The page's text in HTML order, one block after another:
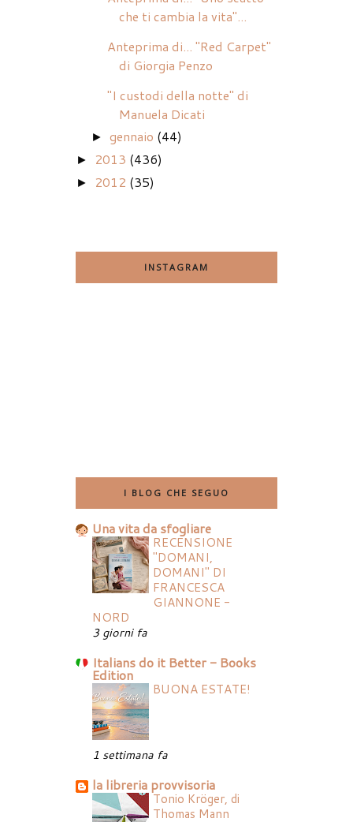
che ti cambia la vita"...
Anteprima di... "Red Carpet"
di Giorgia Penzo
"I custodi della notte" di
Manuela Dicati
►gennaio (44)
► 2013 (436)
► 2012 (35)
INSTAGRAM
I BLOG CHE SEGUO
Una vita da sfogliare
RECENSIONE
"DOMANI,
DOMANI" DI
FRANCESCA
GIANNONE -
NORD
3 giorni fa
Italians do it Better - Books
Edition
BUONA ESTATE!
1 settimana fa
la libreria provvisoria
Tonio Kröger, di
Thomas Mann